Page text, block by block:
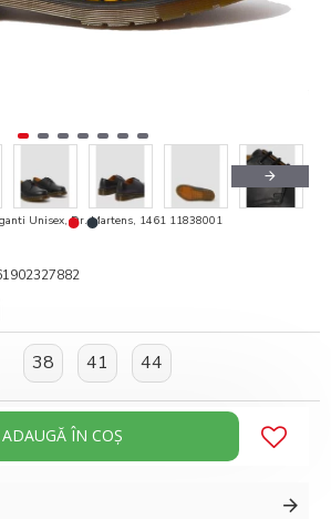
Unisex, Dr. Martens, 1461 11838001
38 41 44
ADAUGĂ ÎN COŞ